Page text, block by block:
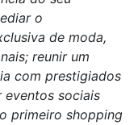
o
de moda,
reunir um
com prestigiados
eventos sociais
primeiro shopping